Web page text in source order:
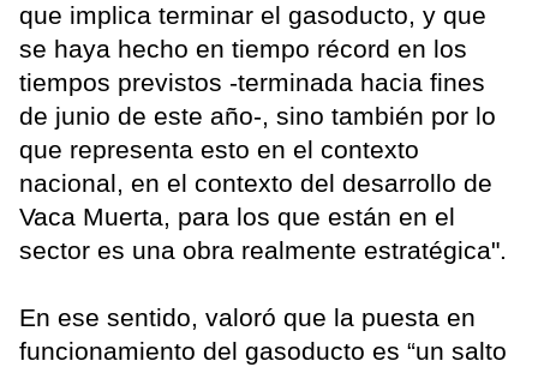
que implica terminar el gasoducto, y que
se haya hecho en tiempo récord en los
tiempos previstos -terminada hacia fines
de junio de este año-, sino también por lo
que representa esto en el contexto
nacional, en el contexto del desarrollo de
Vaca Muerta, para los que están en el
sector es una obra realmente estratégica".
En ese sentido, valoró que la puesta en
funcionamiento del gasoducto es “un salto